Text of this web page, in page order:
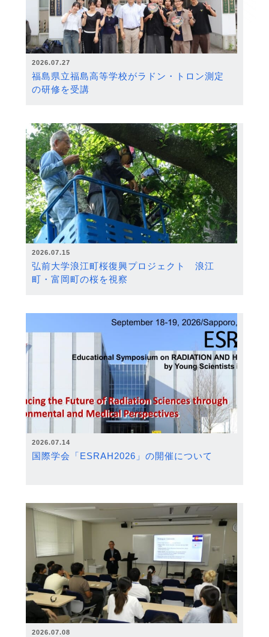
2026.07.27
福島県立福島高等学校がラドン・トロン測定
の研修を受講
2026.07.15
弘前大学浪江町桜復興プロジェクト 浪江
町・富岡町の桜を視察
2026.07.14
国際学会「ESRAH2026」の開催について
2026.07.08